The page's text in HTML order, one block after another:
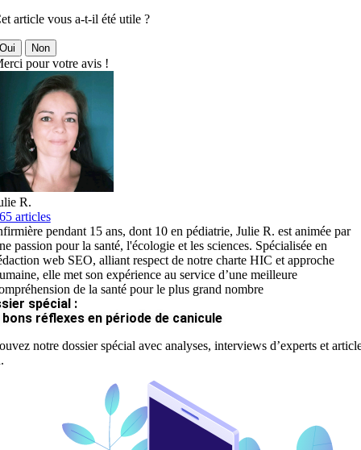
article vous a-t-il été utile ?
Non
pour votre avis !
R.
articles
pendant 15 ans, dont 10 en pédiatrie, Julie R. est animée par
passion pour la santé, l'écologie et les sciences. Spécialisée en
web SEO, alliant respect de notre charte HIC et approche
elle met son expérience au service d’une meilleure
de la santé pour le plus grand nombre
spécial :
bons réflexes en période de canicule
notre dossier spécial avec analyses, interviews d’experts et